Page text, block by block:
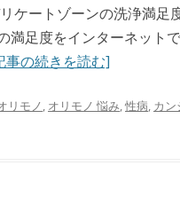
ケートゾーンの洗浄満足
満足度をインターネット
事の続きを読む]
リモノ, オリモノ 悩み,性病, カ